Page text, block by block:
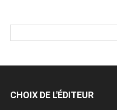
CHOIX DE L'ÉDITEUR